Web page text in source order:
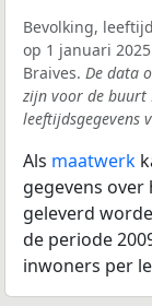
Bevolking,
op 1 januari
Braives. De data
zijn voor de buurt
leeftijdsgegevens
Als maatwerk
gegevens
geleverd
de periode
inwoners per